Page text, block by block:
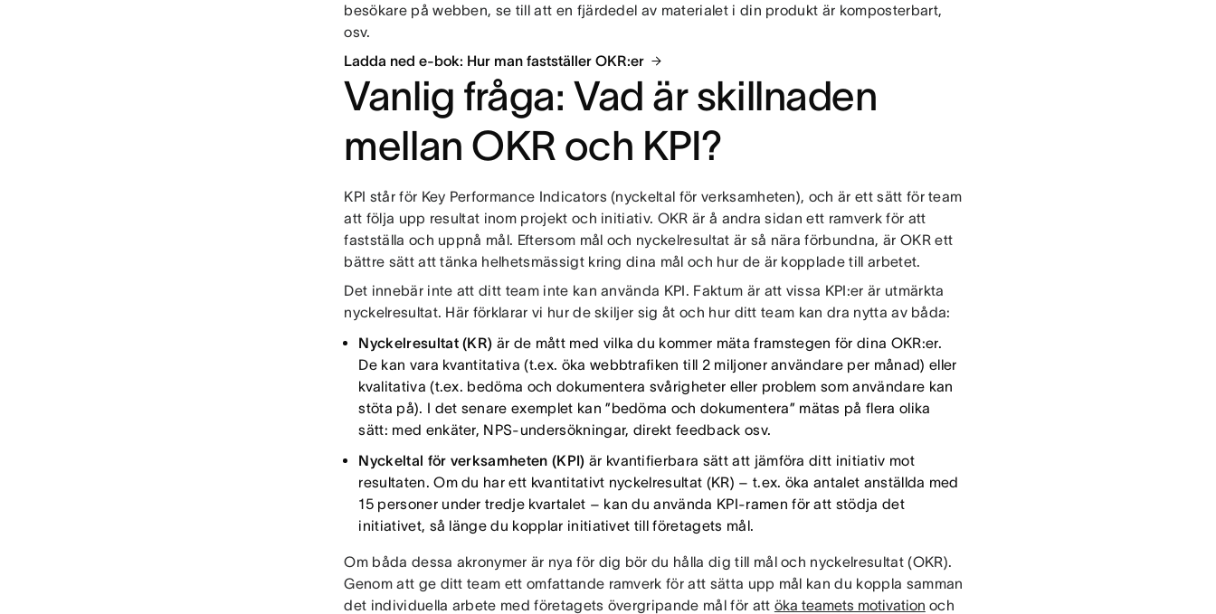
besökare på webben, se till att en fjärdedel av materialet i din produkt är komposterbart,
osv.
Ladda ned e-bok: Hur man fastställer OKR:er
Vanlig fråga: Vad är skillnaden
mellan OKR och KPI?
KPI står för Key Performance Indicators (nyckeltal för verksamheten), och är ett sätt för team
att följa upp resultat inom projekt och initiativ. OKR är å andra sidan ett ramverk för att
fastställa och uppnå mål. Eftersom mål och nyckelresultat är så nära förbundna, är OKR ett
bättre sätt att tänka helhetsmässigt kring dina mål och hur de är kopplade till arbetet.
Det innebär inte att ditt team inte kan använda KPI. Faktum är att vissa KPI:er är utmärkta
nyckelresultat. Här förklarar vi hur de skiljer sig åt och hur ditt team kan dra nytta av båda:
Nyckelresultat (KR) är de mått med vilka du kommer mäta framstegen för dina OKR:er.
De kan vara kvantitativa (t.ex. öka webbtrafiken till 2 miljoner användare per månad) eller
kvalitativa (t.ex. bedöma och dokumentera svårigheter eller problem som användare kan
stöta på). I det senare exemplet kan ”bedöma och dokumentera” mätas på flera olika
sätt: med enkäter, NPS-undersökningar, direkt feedback osv.
Nyckeltal för verksamheten (KPI) är kvantifierbara sätt att jämföra ditt initiativ mot
resultaten. Om du har ett kvantitativt nyckelresultat (KR) – t.ex. öka antalet anställda med
15 personer under tredje kvartalet – kan du använda KPI-ramen för att stödja det
initiativet, så länge du kopplar initiativet till företagets mål.
Om båda dessa akronymer är nya för dig bör du hålla dig till mål och nyckelresultat (OKR).
Genom att ge ditt team ett omfattande ramverk för att sätta upp mål kan du koppla samman
det individuella arbete med företagets övergripande mål för att öka teamets motivation och